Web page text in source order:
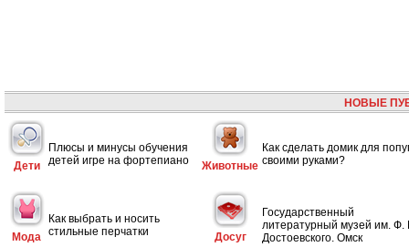
НОВЫЕ
Дети
Плюсы и минусы обучения
детей игре на фортепиано
Животные
Как сделать домик для
своими руками?
Мода
Как выбрать и носить
стильные перчатки
Досуг
Государственный
литературный музей им. Ф.
Достоевского. Омск